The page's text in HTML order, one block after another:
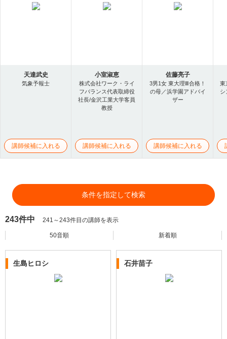
天達武史
気象予報士
講師候補に入れる
小室淑恵
株式会社ワーク・ライ
フバランス代表取締役
社長/金沢工業大学客員
教授
講師候補に入れる
佐藤亮子
3男1女 東大理Ⅲ合格！
の母／浜学園アドバイ
ザー
講師候補に入れる
東
シ
条件を指定して検索
243件中 241～243件目の講師を表示
50音順 新着順
生島ヒロシ 石井苗子